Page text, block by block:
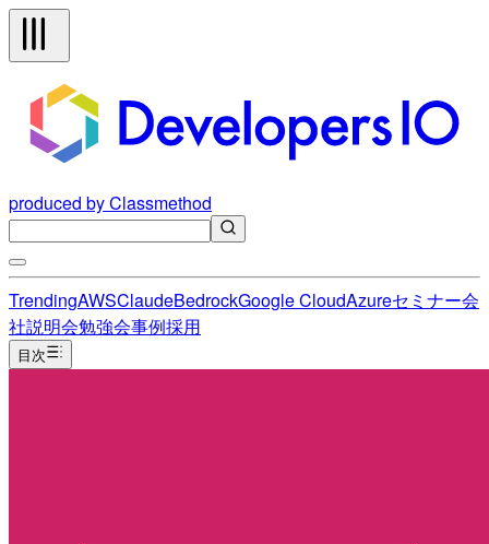
produced by Classmethod
TrendingAWSClaudeBedrockGoogle CloudAzureセミナー会
社説明会勉強会事例採用
目次